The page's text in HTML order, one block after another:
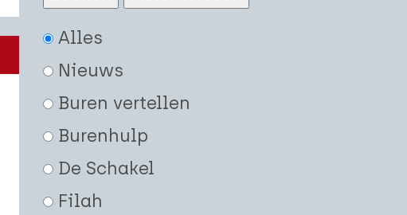
Alles
Nieuws
Buren vertellen
Burenhulp
De Schakel
Filah